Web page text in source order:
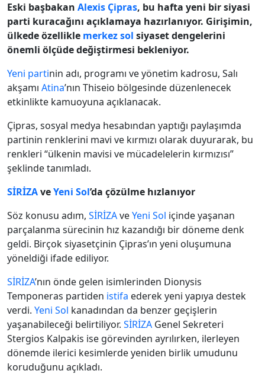
Eski başbakan Alexis Çipras, bu hafta yeni bir siyasi
parti kuracağını açıklamaya hazırlanıyor. Girişimin,
ülkede özellikle merkez sol siyaset dengelerini
önemli ölçüde değiştirmesi bekleniyor.
Yeni partinin adı, programı ve yönetim kadrosu, Salı
akşamı Atina’nın Thiseio bölgesinde düzenlenecek
etkinlikte kamuoyuna açıklanacak.
Çipras, sosyal medya hesabından yaptığı paylaşımda
partinin renklerini mavi ve kırmızı olarak duyurarak, bu
renkleri “ülkenin mavisi ve mücadelelerin kırmızısı”
şeklinde tanımladı.
SİRİZAveYeni Sol’da çözülme hızlanıyor
Söz konusu adım, SİRİZAveYeni Sol içinde yaşanan
parçalanma sürecinin hız kazandığı bir döneme denk
geldi. Birçok siyasetçinin Çipras’ın yeni oluşumuna
yöneldiği ifade ediliyor.
SİRİZA’nın önde gelen isimlerinden Dionysis
Temponeras partiden istifa ederek yeni yapıya destek
verdi. Yeni Sol kanadından da benzer geçişlerin
yaşanabileceği belirtiliyor. SİRİZA Genel Sekreteri
Stergios Kalpakis ise görevinden ayrılırken, ilerleyen
dönemde ilerici kesimlerde yeniden birlik umudunu
koruduğunu açıkladı.